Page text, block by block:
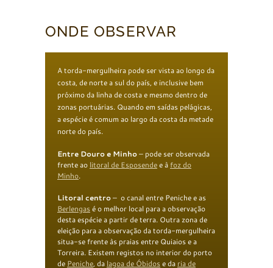
ONDE OBSERVAR
A torda-mergulheira pode ser vista ao longo da
costa, de norte a sul do país, e inclusive bem
próximo da linha de costa e mesmo dentro de
zonas portuárias. Quando em saídas pelágicas,
a espécie é comum ao largo da costa da metade
norte do país.
Entre Douro e Minho– pode ser observada
frente ao litoral de Esposendee àfoz do
Minho.
Litoral centro– o canal entre Peniche e as
Berlengasé o melhor local para a observação
desta espécie a partir de terra. Outra zona de
eleição para a observação da torda-mergulheira
situa-se frente às praias entre Quiaios e a
Torreira. Existem registos no interior do porto
de Peniche, da lagoa de Óbidose da ria de